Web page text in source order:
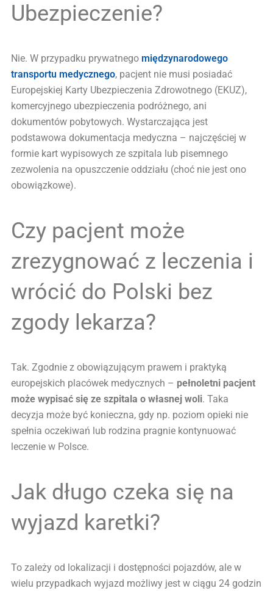
Ubezpieczenie?
Nie. W przypadku prywatnego międzynarodowego
transportu medycznego, pacjent nie musi posiadać
Europejskiej Karty Ubezpieczenia Zdrowotnego (EKUZ),
komercyjnego ubezpieczenia podróżnego, ani
dokumentów pobytowych. Wystarczająca jest
podstawowa dokumentacja medyczna – najczęściej w
formie kart wypisowych ze szpitala lub pisemnego
zezwolenia na opuszczenie oddziału (choć nie jest ono
obowiązkowe).
Czy pacjent może
zrezygnować z leczenia i
wrócić do Polski bez
zgody lekarza?
Tak. Zgodnie z obowiązującym prawem i praktyką
europejskich placówek medycznych – pełnoletni pacjent
może wypisać się ze szpitala o własnej woli. Taka
decyzja może być konieczna, gdy np. poziom opieki nie
spełnia oczekiwań lub rodzina pragnie kontynuować
leczenie w Polsce.
Jak długo czeka się na
wyjazd karetki?
To zależy od lokalizacji i dostępności pojazdów, ale w
wielu przypadkach wyjazd możliwy jest w ciągu 24 godzin